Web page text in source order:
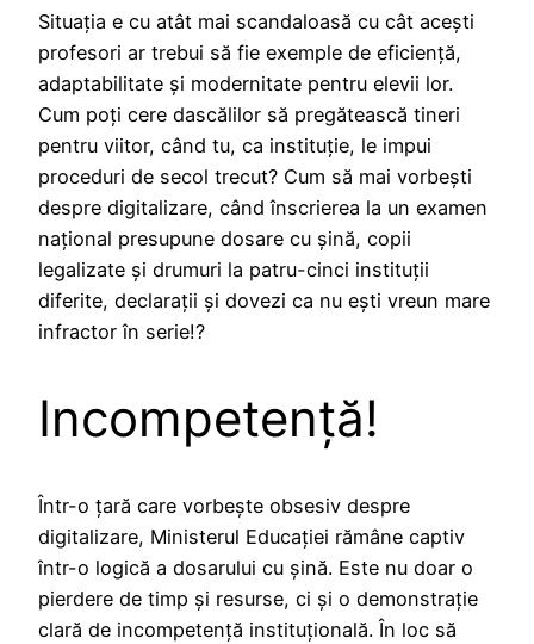
Situația e cu atât mai scandaloasă cu cât acești
profesori ar trebui să fie exemple de eficiență,
adaptabilitate și modernitate pentru elevii lor.
Cum poți cere dascălilor să pregătească tineri
pentru viitor, când tu, ca instituție, le impui
proceduri de secol trecut? Cum să mai vorbești
despre digitalizare, când înscrierea la un examen
național presupune dosare cu șină, copii
legalizate și drumuri la patru-cinci instituții
diferite, declarații și dovezi ca nu ești vreun mare
infractor în serie!?
Incompetență!
Într-o țară care vorbește obsesiv despre
digitalizare, Ministerul Educației rămâne captiv
într-o logică a dosarului cu șină. Este nu doar o
pierdere de timp și resurse, ci și o demonstrație
clară de incompetență instituțională. În loc să